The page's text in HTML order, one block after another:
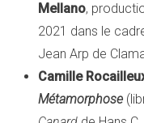
Mellano,
2021 dans le
Jean Arp de
Camille
Métamorphose